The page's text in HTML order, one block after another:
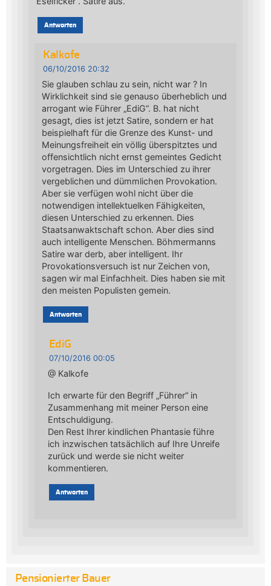
Antworten
Kalkofe
06/10/2016 20:32
Sie glauben schlau zu sein, nicht war ? In
Wirklichkeit sind sie genauso überheblich und
arrogant wie Führer „EdiG“. B. hat nicht
gesagt, dies ist jetzt Satire, sondern er hat
beispielhaft für die Grenze des Kunst- und
Meinungsfreiheit ein völlig überspitztes und
offensichtlich nicht ernst gemeintes Gedicht
vorgetragen. Dies im Unterschied zu ihrer
vergeblichen und dümmlichen Provokation.
Aber sie verfügen wohl nicht über die
notwendigen intellektuelken Fähigkeiten,
diesen Unterschied zu erkennen. Dies
Staatsanwaktschaft schon. Aber dies sind
auch intelligente Menschen. Böhmermanns
Satire war derb, aber intelligent. Ihr
Provokationsversuch ist nur Zeichen von,
sagen wir mal Einfachheit. Dies haben sie mit
den meisten Populisten gemein.
Antworten
EdiG
07/10/2016 00:05
@ Kalkofe
Ich erwarte für den Begriff „Führer“ in
Zusammenhang mit meiner Person eine
Entschuldigung.
Den Rest Ihrer kindlichen Phantasie führe
ich inzwischen tatsächlich auf Ihre Unreife
zurück und werde sie nicht weiter
kommentieren.
Antworten
Pensionierter Bauer